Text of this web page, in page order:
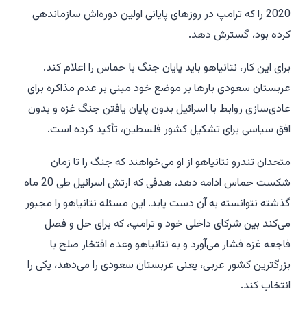
2020 را که ترامپ در روزهای پایانی اولین دوره‌اش سازماندهی
کرده بود، گسترش دهد.
برای این کار، نتانیاهو باید پایان جنگ با حماس را اعلام کند.
عربستان سعودی بارها بر موضع خود مبنی بر عدم مذاکره برای
عادی‌سازی روابط با اسرائیل بدون پایان یافتن جنگ غزه و بدون
افق سیاسی برای تشکیل کشور فلسطین، تأکید کرده است.
متحدان تندرو نتانیاهو از او می‌خواهند که جنگ را تا زمان
شکست حماس ادامه دهد، هدفی که ارتش اسرائیل طی 20 ماه
گذشته نتوانسته به آن دست یابد. این مسئله نتانیاهو را مجبور
می‌کند بین شرکای داخلی خود و ترامپ، که برای حل و فصل
فاجعه غزه فشار می‌آورد و به نتانیاهو وعده افتخار صلح با
بزرگترین کشور عربی، یعنی عربستان سعودی را می‌دهد، یکی را
انتخاب کند.